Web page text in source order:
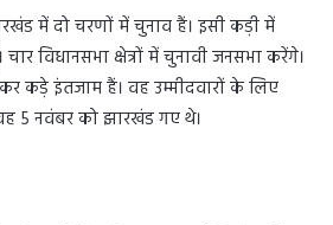
में दो चरणों में चुनाव हैं। इसी कड़ी में
विधानसभा क्षेत्रों में चुनावी जनसभा करेंगे।
कड़े इंतजाम हैं। वह उम्मीदवारों के लिए
5 नवंबर को झारखंड गए थे।